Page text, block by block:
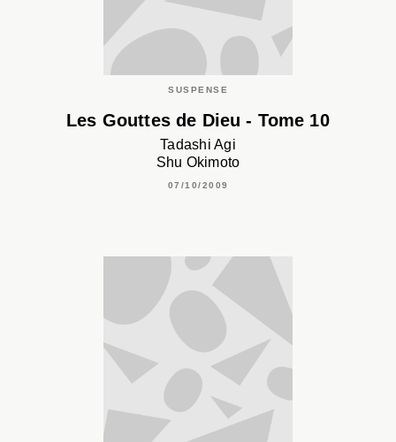
SUSPENSE
Les Gouttes de Dieu - Tome 10
Tadashi Agi
Shu Okimoto
07/10/2009